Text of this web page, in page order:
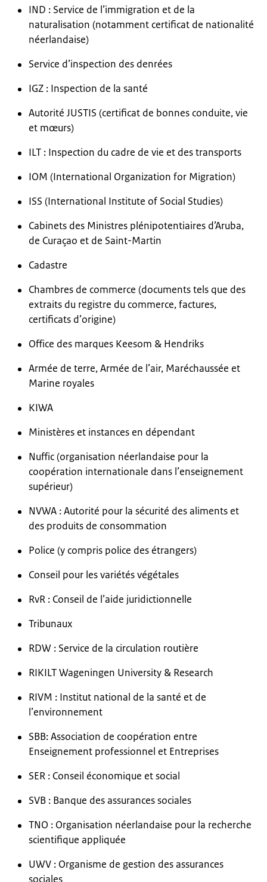
IND : Service de l’immigration et de la
naturalisation (notamment certificat de nationalité
néerlandaise)
Service d’inspection des denrées
IGZ : Inspection de la santé
Autorité JUSTIS (certificat de bonnes conduite, vie
et mœurs)
ILT : Inspection du cadre de vie et des transports
IOM (International Organization for Migration)
ISS (International Institute of Social Studies)
Cabinets des Ministres plénipotentiaires d’Aruba,
de Curaçao et de Saint-Martin
Cadastre
Chambres de commerce (documents tels que des
extraits du registre du commerce, factures,
certificats d’origine)
Office des marques Keesom & Hendriks
Armée de terre, Armée de l’air, Maréchaussée et
Marine royales
KIWA
Ministères et instances en dépendant
Nuffic (organisation néerlandaise pour la
coopération internationale dans l’enseignement
supérieur)
NVWA : Autorité pour la sécurité des aliments et
des produits de consommation
Police (y compris police des étrangers)
Conseil pour les variétés végétales
RvR : Conseil de l’aide juridictionnelle
Tribunaux
RDW : Service de la circulation routière
RIKILT Wageningen University & Research
RIVM : Institut national de la santé et de
l’environnement
SBB: Association de coopération entre
Enseignement professionnel et Entreprises
SER : Conseil économique et social
SVB : Banque des assurances sociales
TNO : Organisation néerlandaise pour la recherche
scientifique appliquée
UWV : Organisme de gestion des assurances
sociales